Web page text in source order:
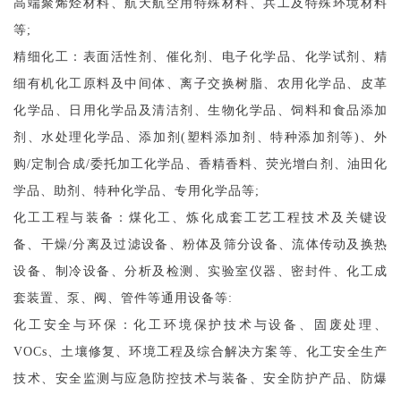
高端聚烯烃材料、航天航空用特殊材料、兵工及特殊环境材料
等;
精细化工： 表面活性剂、催化剂、电子化学品、化学试剂、精
细有机化工原料及中间体、离子交换树脂、农用化学品、皮革
化学品、日用化学品及清洁剂、生物化学品、饲料和食品添加
剂、水处理化学品、添加剂(塑料添加剂、特种添加剂等)、外
购/定制合成/委托加工化学品、香精香料、荧光增白剂、油田化
学品、助剂、特种化学品、专用化学品等;
化工工程与装备： 煤化工、炼化成套工艺工程技术及关键设
备、干燥/分离及过滤设备、粉体及筛分设备、流体传动及换热
设备、制冷设备、分析及检测、实验室仪器、密封件、化工成
套装置、泵、阀、管件等通用设备等:
化工安全与环保：化工环境保护技术与设备、固废处理、
VOCs、土壤修复、环境工程及综合解决方案等、化工安全生产
技术、安全监测与应急防控技术与装备、安全防护产品、防爆